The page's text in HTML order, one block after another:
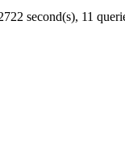
second(s), 11